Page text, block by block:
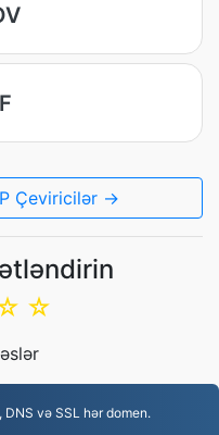
Çeviricilər →
☆
və SSL hər domen.